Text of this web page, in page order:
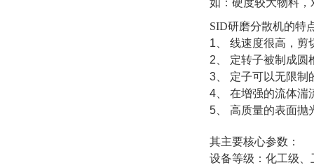
如：硬度较大物料
SID研磨分散机的特
1
线速度很高，剪
2
定转子被制成圆
3
定子可以无限制
4
在增强的流体湍
5
高质量的表面抛
其主要核心参数：
设备等级：化工级、